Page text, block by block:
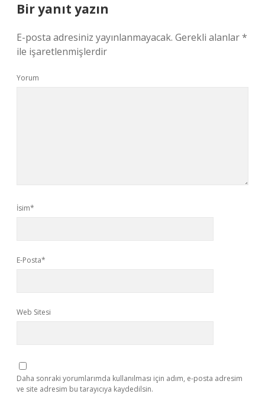
Bir yanıt yazın
E-posta adresiniz yayınlanmayacak. Gerekli alanlar*
ile işaretlenmişlerdir
Yorum
İsim*
E-Posta*
Web Sitesi
Daha sonraki yorumlarımda kullanılması için adım, e-posta adresim
ve site adresim bu tarayıcıya kaydedilsin.